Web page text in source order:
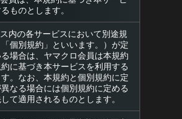
ものとします。
内の各サービスにおいて別途規
個別規約」といいます。）が定
場合は、ヤマクロ会員は本規約
に基づき本サービスを利用する
。なお、本規約と個別規約に定
なる場合には個別規約に定める
て適用されるものとします。